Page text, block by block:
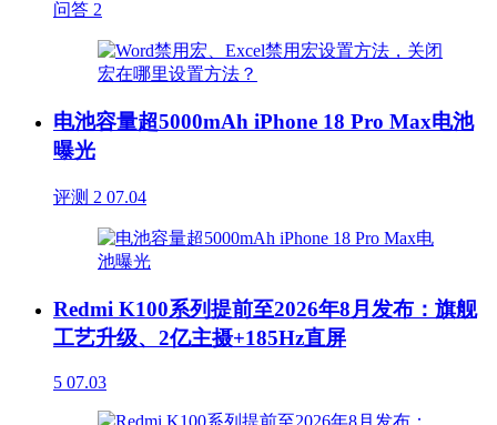
问答 2
电池容量超5000mAh iPhone 18 Pro Max电池
曝光
评测 2 07.04
Redmi K100系列提前至2026年8月发布：旗舰
工艺升级、2亿主摄+185Hz直屏
5 07.03